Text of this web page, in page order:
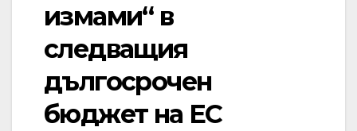
измами“ в
следващия
дългосрочен
бюджет на ЕС